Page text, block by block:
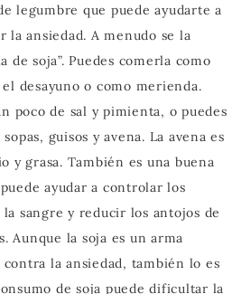
legumbre que puede ayudarte a
la ansiedad. A menudo se la
de soja”. Puedes comerla como
desayuno o como merienda.
poco de sal y pimienta, o puedes
guisos y avena. La avena es
y grasa. También es una buena
ayudar a controlar los
sangre y reducir los antojos de
Aunque la soja es un arma
la ansiedad, también lo es
de soja puede dificultar la